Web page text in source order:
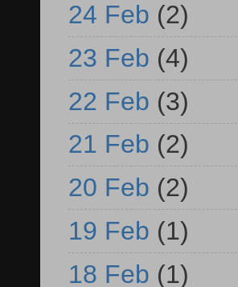
24 Feb (2)
23 Feb (4)
22 Feb (3)
21 Feb (2)
20 Feb (2)
19 Feb (1)
18 Feb (1)